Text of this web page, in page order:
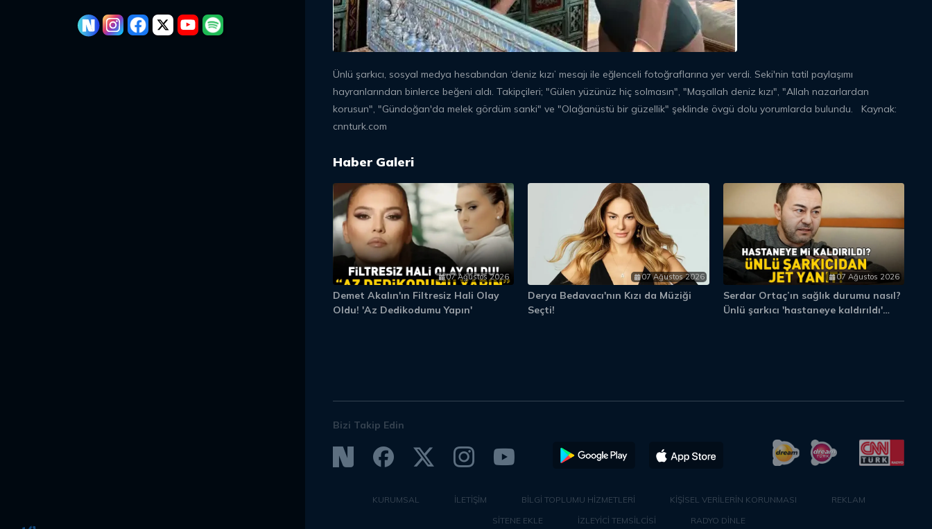
Ünlü şarkıcı, sosyal medya hesabından ‘deniz kızı’ mesajı ile eğlenceli fotoğraflarına yer verdi. Seki'nin tatil paylaşımı
hayranlarından binlerce beğeni aldı. Takipçileri; "Gülen yüzünüz hiç solmasın", "Maşallah deniz kızı", "Allah nazarlardan
korusun", "Gündoğan'da melek gördüm sanki" ve "Olağanüstü bir güzellik" şeklinde övgü dolu yorumlarda bulundu. Kaynak:
cnnturk.com
Haber Galeri
07 Ağustos 2026
Demet Akalın'ın Filtresiz Hali Olay
Oldu! 'Az Dedikodumu Yapın'
07 Ağustos 2026
Derya Bedavacı'nın Kızı da Müziği
Seçti!
07 Ağustos 2026
Serdar Ortaç’ın sağlık durumu nasıl?
Ünlü şarkıcı 'hastaneye kaldırıldı'
Bizi Takip Edin
KURUMSAL İLETİŞİM BİLGİ TOPLUMU HİZMETLERİ KİŞİSEL VERİLERİN KORUNMASI
REKLAM
SİTENE EKLE
İZLEYİCİ TEMSİLCİSİ RADYO DİNLE